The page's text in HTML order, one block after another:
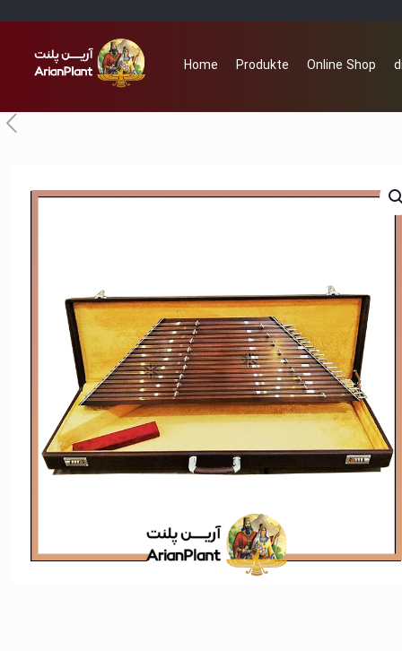
Home Produkte Online Shop